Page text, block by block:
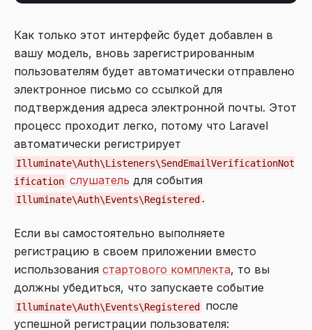
Как только этот интерфейс будет добавлен в
вашу модель, вновь зарегистрированным
пользователям будет автоматически отправлено
электронное письмо со ссылкой для
подтверждения адреса электронной почты. Этот
процесс проходит легко, потому что Laravel
автоматически регистрирует
Illuminate\Auth\Listeners\SendEmailVerificationNot
ification слушатель для события
Illuminate\Auth\Events\Registered .
Если вы самостоятельно выполняете
регистрацию в своем приложении вместо
использования стартового комплекта, то вы
должны убедиться, что запускаете событие
Illuminate\Auth\Events\Registered после
успешной регистрации пользователя: